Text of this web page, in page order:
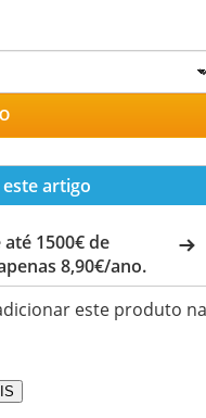
artigo
até 1500€ de
8,90€/ano.
este produto na